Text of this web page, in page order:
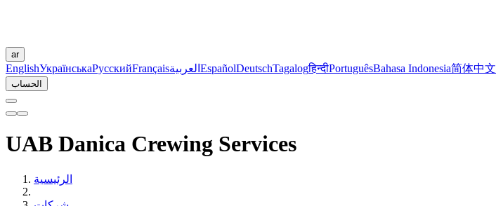
ar
EnglishУкраїнськаРусскийFrançaisالعربية EspañolDeutschTagalogहिन्दीPortuguêsBahasa Indonesia简体中文
الحساب
UAB Danica Crewing Services
الرئيسية